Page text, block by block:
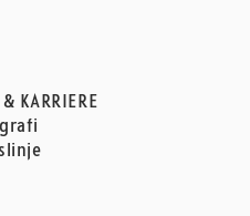
& KARRIERE